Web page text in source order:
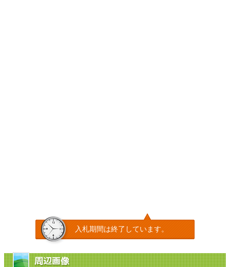
入札期間は終了しています。
周辺画像